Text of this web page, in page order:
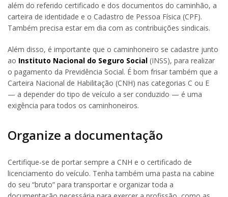
além do referido certificado e dos documentos do caminhão, a
carteira de identidade e o Cadastro de Pessoa Física (CPF).
Também precisa estar em dia com as contribuições sindicais.
Além disso, é importante que o caminhoneiro se cadastre junto
ao Instituto Nacional do Seguro Social (INSS), para realizar
o pagamento da Previdência Social. É bom frisar também que a
Carteira Nacional de Habilitação (CNH) nas categorias C ou E
— a depender do tipo de veículo a ser conduzido — é uma
exigência para todos os caminhoneiros.
Organize a documentação
Certifique-se de portar sempre a CNH e o certificado de
licenciamento do veículo. Tenha também uma pasta na cabine
do seu “bruto” para transportar e organizar toda a